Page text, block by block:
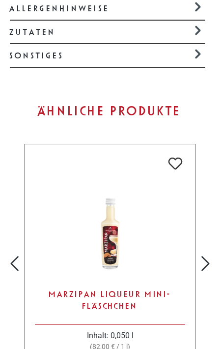
ALLERGENHINWEISE
ZUTATEN
SONSTIGES
Produktgalerie überspringen
ÄHNLICHE PRODUKTE
MARZIPAN LIQUEUR MINI-
FLÄSCHCHEN
Inhalt: 0,050 l
(82,00 € / 1 l)